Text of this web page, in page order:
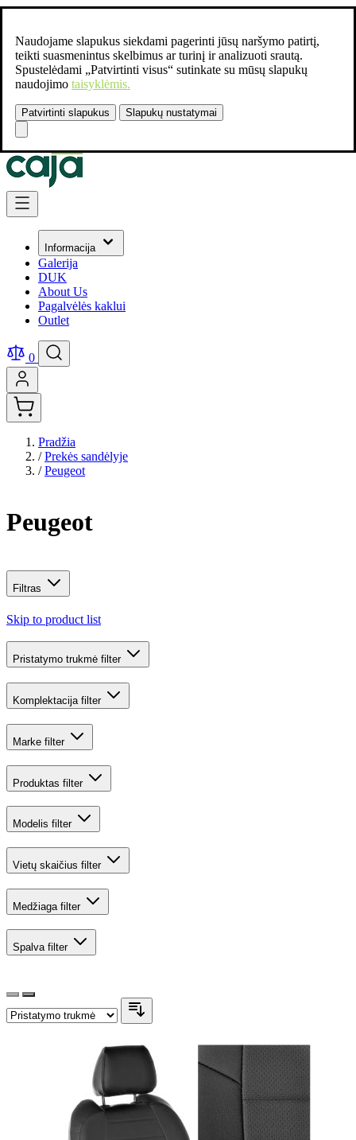
Naudojame slapukus siekdami pagerinti jūsų naršymo patirtį,
teikti suasmenintus skelbimus ar turinį ir analizuoti srautą.
Spustelėdami „Patvirtinti visus“ sutinkate su mūsų slapukų
naudojimo taisyklėmis.
Patvirtinti slapukus Slapukų nustatymai
Susisiekite:
Skip to Content
Informacija
Galerija
DUK
About Us
Pagalvėlės kaklui
Outlet
0
Pradžia
/ Prekės sandėlyje
/ Peugeot
Peugeot
Filtras
Skip to product list
Pristatymo trukmė filter
Komplektacija filter
Marke filter
Produktas filter
Modelis filter
Vietų skaičius filter
Medžiaga filter
Spalva filter